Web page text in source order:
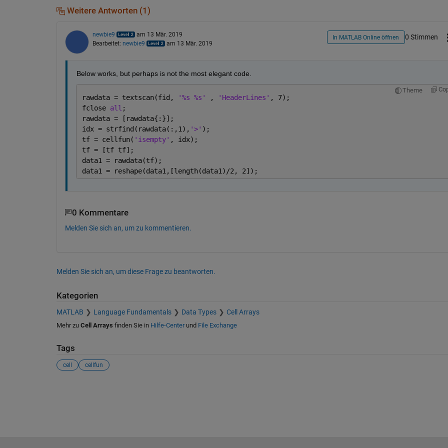
Weitere Antworten (1)
newbie9
am 13 Mär. 2019
Bearbeitet: newbie9 am 13 Mär. 2019
In MATLAB Online öffnen 0 Stimmen
Below works, but perhaps is not the most elegant code.
Theme
rawdata = textscan(fid, '%s %s' , 'HeaderLines' , 7);
fclose all ;
rawdata = [rawdata{:}];
idx = strfind(rawdata(:,1), '>' );
tf = cellfun( 'isempty' , idx);
tf = [tf tf];
data1 = rawdata(tf);
data1 = reshape(data1,[length(data1)/2, 2]);
0 Kommentare
Melden Sie sich an, um zu kommentieren.
Melden Sie sich an, um diese Frage zu beantworten.
Kategorien
MATLAB Language Fundamentals Data Types Cell Arrays
Mehr zu Cell Arrays finden Sie in Hilfe-Centerund File Exchange
Tags
cell cellfun